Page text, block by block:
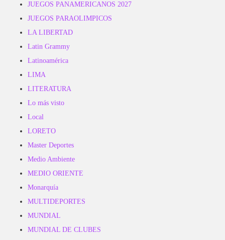
JUEGOS PANAMERICANOS 2027
JUEGOS PARAOLIMPICOS
LA LIBERTAD
Latin Grammy
Latinoamérica
LIMA
LITERATURA
Lo más visto
Local
LORETO
Master Deportes
Medio Ambiente
MEDIO ORIENTE
Monarquía
MULTIDEPORTES
MUNDIAL
MUNDIAL DE CLUBES